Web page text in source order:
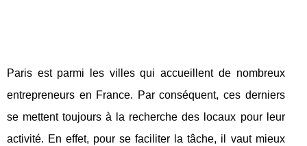
Paris est parmi les villes qui accueillent de nombreux
entrepreneurs en France. Par conséquent, ces derniers
se mettent toujours à la recherche des locaux pour leur
activité. En effet, pour se faciliter la tâche, il vaut mieux